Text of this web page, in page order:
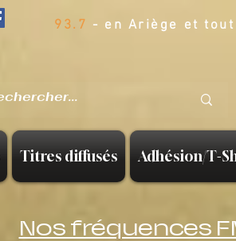
Titres diffusés Adhésion/T-
93.7 - en Ariège et
Nos fréquences